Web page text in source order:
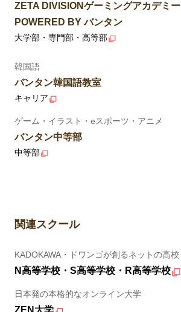
ZETA DIVISIONゲーミングアカデミー
POWERED BY バンタン
大学部・専門部・高等部
韓国語
バンタン韓国語教室
キャリア
ゲーム・イラスト・eスポーツ・アニメ
バンタン中等部
中等部
関連スクール
KADOKAWA・ドワンゴが創るネットの高校
N高等学校・S高等学校・R高等学校
日本発の本格的なオンライン大学